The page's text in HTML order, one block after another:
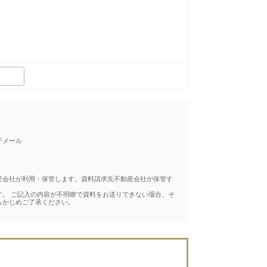
メール
社が利用・保管します。資料請求先不動産会社が保管す
ご記入の内容が不明瞭で資料をお送りできない場合、そ
じめご了承ください。